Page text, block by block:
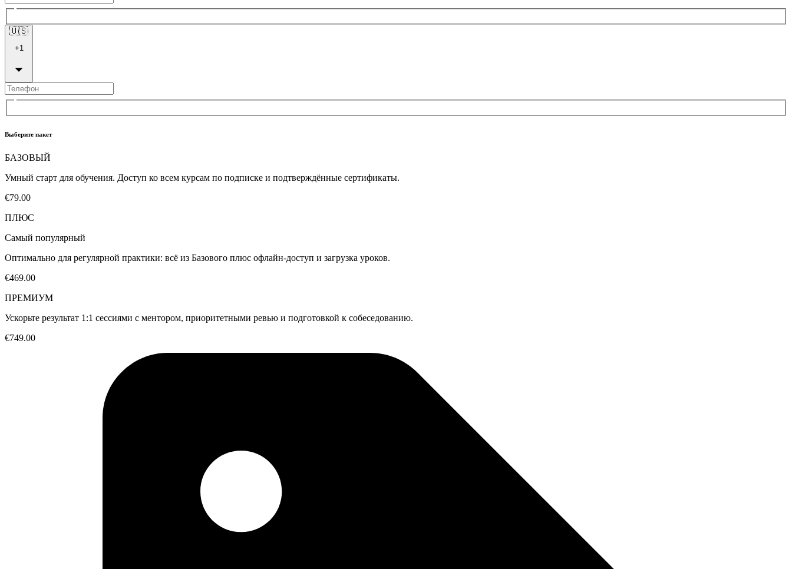
🇺🇸
+1
Выберите пакет
БАЗОВЫЙ
Умный старт для обучения. Доступ ко всем курсам по подписке и подтверждённые сертификаты.
€79.00
ПЛЮС
Самый популярный
Оптимально для регулярной практики: всё из Базового плюс офлайн-доступ и загрузка уроков.
€469.00
ПРЕМИУМ
Ускорьте результат 1:1 сессиями с ментором, приоритетными ревью и подготовкой к собеседованию.
€749.00